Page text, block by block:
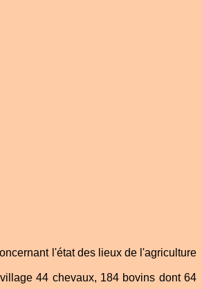
l'état des lieux de l'agriculture
44 chevaux, 184 bovins dont 64